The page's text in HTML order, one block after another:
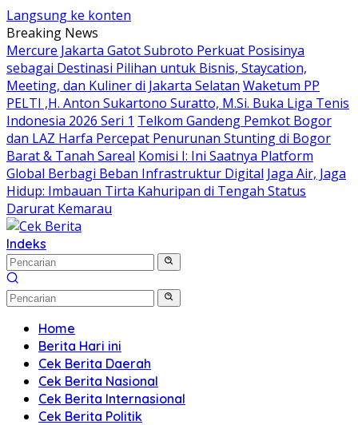
Langsung ke konten
Breaking News
Mercure Jakarta Gatot Subroto Perkuat Posisinya
sebagai Destinasi Pilihan untuk Bisnis, Staycation,
Meeting, dan Kuliner di Jakarta Selatan Waketum PP
PELTI ,H. Anton Sukartono Suratto, M.Si. Buka Liga Tenis
Indonesia 2026 Seri 1 Telkom Gandeng Pemkot Bogor
dan LAZ Harfa Percepat Penurunan Stunting di Bogor
Barat & Tanah Sareal Komisi I: Ini Saatnya Platform
Global Berbagi Beban Infrastruktur Digital Jaga Air, Jaga
Hidup: Imbauan Tirta Kahuripan di Tengah Status
Darurat Kemarau
Indeks
Home
Berita Hari ini
Cek Berita Daerah
Cek Berita Nasional
Cek Berita Internasional
Cek Berita Politik